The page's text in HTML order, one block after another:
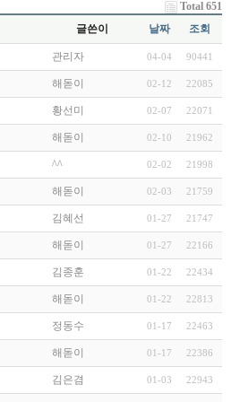
Total 651
글쓴이
날짜 조회
관리자 04-04 90441
해돋이 02-12 22085
황선미 02-07 22071
해돋이 02-10 21962
^^ 02-02 21998
해돋이 02-03 21759
김혜선 01-27 21747
해돋이 01-27 22166
김종훈 01-22 22434
해돋이 01-22 22813
정동수 01-17 22463
해돋이 01-17 22386
김은겸 01-03 22943